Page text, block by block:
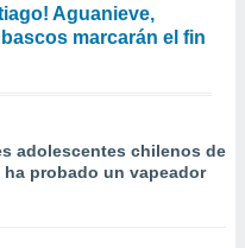
Aguanieve,
marcarán el fin
adolescentes chilenos de
ha probado un vapeador